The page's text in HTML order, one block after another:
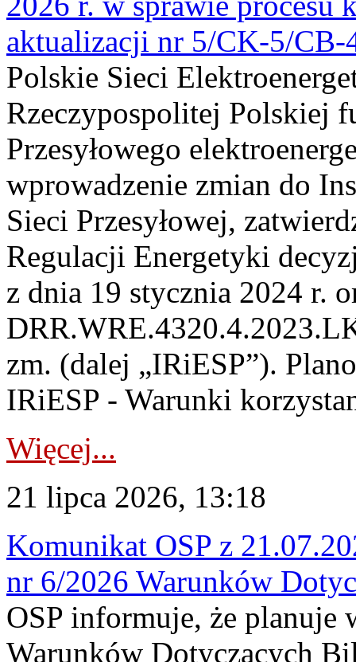
aktualizacji nr 5/CK-5/CB-
Polskie Sieci
Rzeczypospolitej Polskiej
Przesyłowego
wprowadzenie zmian do
Sieci Przesyłowej,
Regulacji Energetyki
z dnia 19 stycznia 2024 r.
zm. (dalej „IRiESP”).
IRiESP - Warunki
Więcej...
21 lipca 2026, 13:18
Komunikat OSP z
nr 6/2026 Warunków
OSP informuje, że planuje
Warunków Dotyczących